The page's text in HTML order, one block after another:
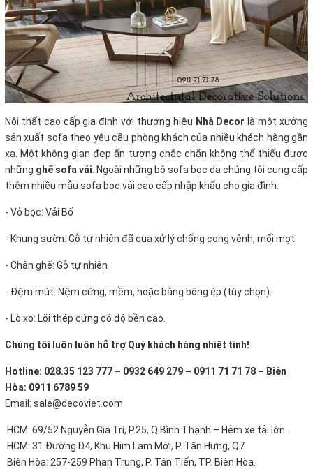
Nội thất cao cấp gia đình với thương hiệu Nhà Decor là một xưởng
sản xuất sofa theo yêu cầu phòng khách của nhiều khách hàng gần
xa. Một không gian đẹp ấn tượng chắc chắn không thể thiếu được
những ghế sofa vải . Ngoài những bộ sofa bọc da chúng tôi cung cấp
thêm nhiều mẫu sofa bọc vải cao cấp nhập khẩu cho gia đình.
- Vỏ bọc: Vải Bố
- Khung sườn: Gỗ tự nhiên đã qua xử lý chống cong vênh, mối mọt.
- Chân ghế: Gỗ tự nhiên
- Đệm mút: Nệm cứng, mềm, hoặc bằng bông ép (tùy chọn).
- Lò xo: Lõi thép cứng có độ bền cao.
Chúng tôi luôn luôn hỗ trợ Quý khách hàng nhiệt tình!
Hotline: 028.35 123 777 – 0932 649 279 – 0911 71 71 78 – Biên
Hòa: 0911 6789 59
Email: sale@decoviet.com
HCM: 69/52 Nguyễn Gia Trí, P.25, Q.Bình Thạnh – Hẻm xe tải lớn.
HCM: 31 Đường D4, Khu Him Lam Mới, P. Tân Hưng, Q7.
Biên Hòa: 257-259 Phan Trung, P. Tân Tiến, TP. Biên Hòa.